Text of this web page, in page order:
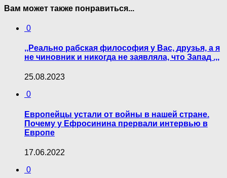
Вам может также понравиться...
0
,,Реально рабская философия у Вас, друзья, а я
не чиновник и никогда не заявляла, что Запад .,,
25.08.2023
0
Европейцы устали от вoйны в нашей стране.
Почему у Ефросинина прервали интервью в
Европе
17.06.2022
0